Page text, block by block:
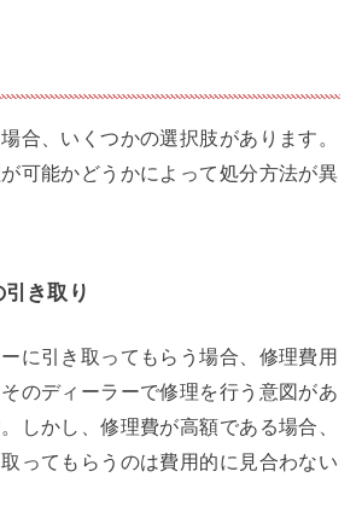
合、いくつかの選択肢があります。
可能かどうかによって処分方法が異
き取り
に引き取ってもらう場合、修理費用
のディーラーで修理を行う意図があ
しかし、修理費が高額である場合、
ってもらうのは費用的に見合わない